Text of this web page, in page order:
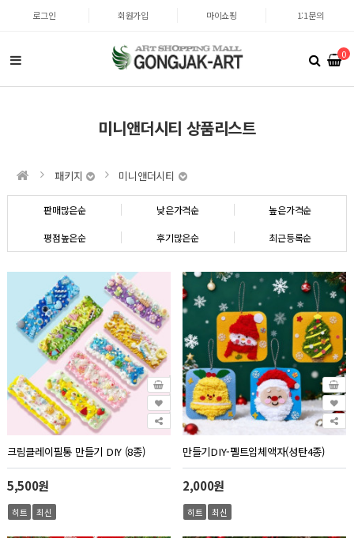
로그인 회원가입 마이쇼핑 1:1문의
0
미니앤더시티 상품리스트
패키지 미니앤더시티
판매많은순 낮은가격순 높은가격순
평점높은순 후기많은순 최근등록순
크림클레이필통 만들기 DIY (8종)
5,500원
히트 최신
만들기DIY-펠트입체액자(성탄4종)
2,000원
히트 최신